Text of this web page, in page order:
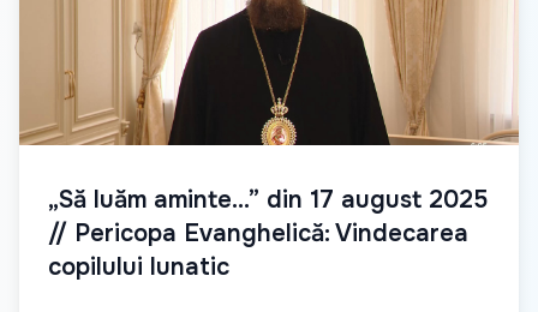
„Să luăm aminte...” din 17 august 2025
// Pericopa Evanghelică: Vindecarea
copilului lunatic